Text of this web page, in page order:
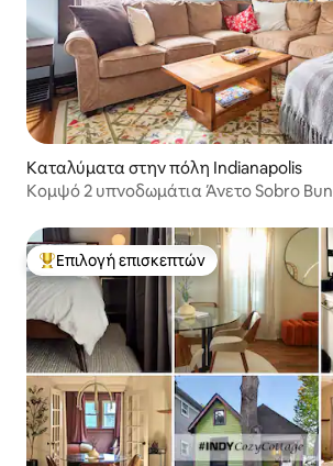
Καταλύματα στην πόλη Indianapolis
Κομψό 2 υπνοδωμάτια Άνετο Sobro
Κορυφαία επιλογή επισκεπτών
Επιλογή επισκεπτών